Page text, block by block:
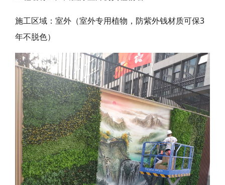
施工区域：室外（室外专用植物，防紫外钱材质可保3
年不脱色）